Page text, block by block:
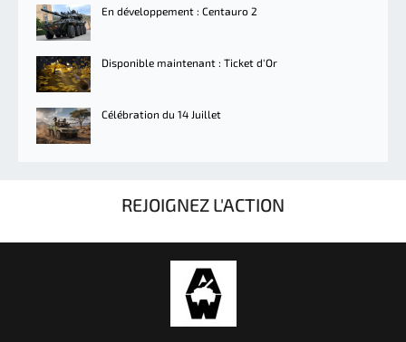
En développement : Centauro 2
Disponible maintenant : Ticket d'Or
Célébration du 14 Juillet
REJOIGNEZ L'ACTION